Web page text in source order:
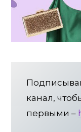
канал,
первыми –